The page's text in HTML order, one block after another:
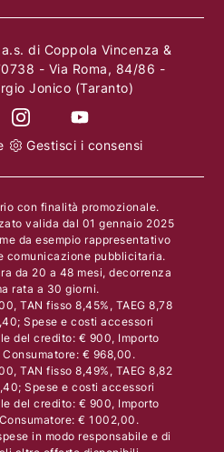
di Coppola Vincenza &
- Via Roma, 84/86 -
Jonico (Taranto)
Gestisci i consensi
con finalità promozionale.
valida dal 01 gennaio 2025
da esempio rappresentativo
comunicazione pubblicitaria.
da 20 a 48 mesi, decorrenza
rata a 30 giorni.
TAN fisso 8,45%, TAEG 8,78
Spese e costi accessori
del credito: € 900, Importo
€ 968,00.
TAN fisso 8,49%, TAEG 8,82
Spese e costi accessori
del credito: € 900, Importo
€ 1002,00.
in modo responsabile e di